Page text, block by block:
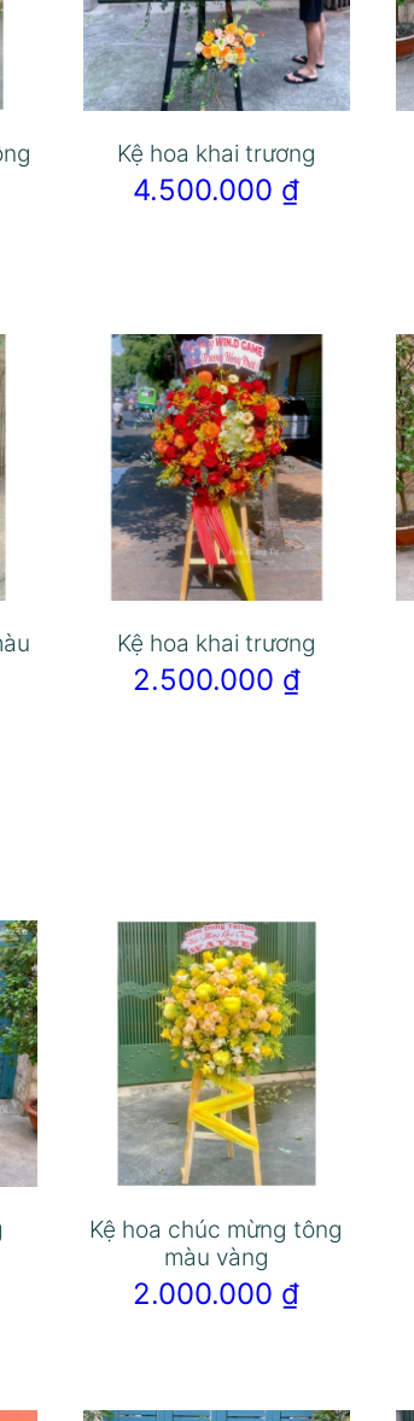
Kệ hoa khai trương
4.500.000 ₫
Kệ hoa khai trương
2.500.000 ₫
Kệ hoa chúc mừng tông
màu vàng
2.000.000 ₫